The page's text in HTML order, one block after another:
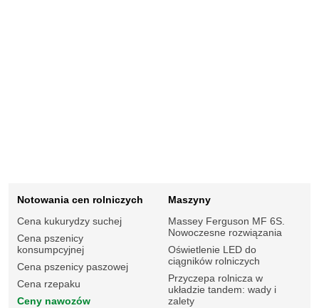
Notowania cen rolniczych
Cena kukurydzy suchej
Cena pszenicy
konsumpcyjnej
Cena pszenicy paszowej
Cena rzepaku
Ceny nawozów
Maszyny
Massey Ferguson MF 6S.
Nowoczesne rozwiązania
Oświetlenie LED do
ciągników rolniczych
Przyczepa rolnicza w
układzie tandem: wady i
zalety